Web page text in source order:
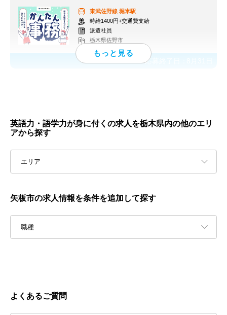
東武佐野線 堀米駅
時給1400円+交通費支給
派遣社員
栃木県佐野市
応募終了日：
英語力・語学力が身に付くの求人を栃木県内の他のエリ
アから探す
エリア
矢板市の求人情報を条件を追加して探す
職種
よくあるご質問